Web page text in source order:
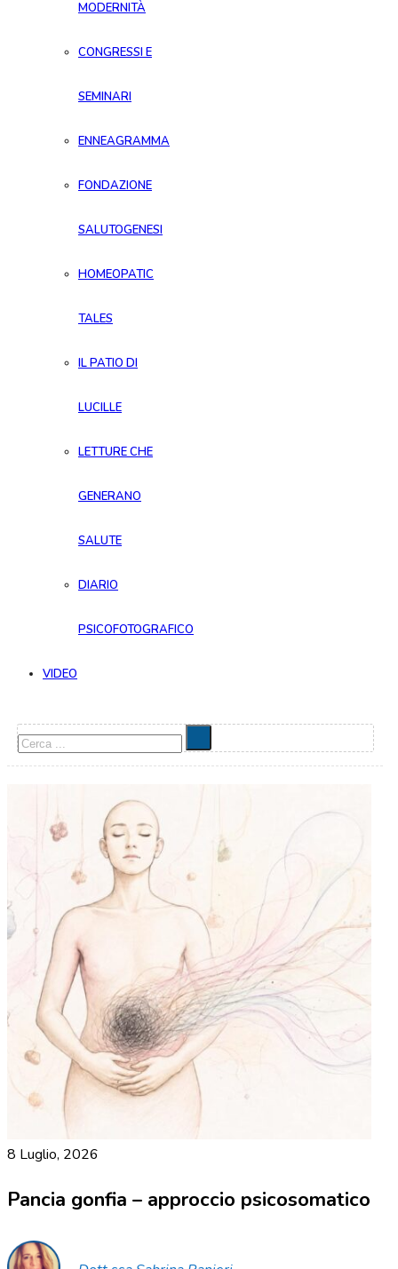
MODERNITÀ
CONGRESSI E
SEMINARI
ENNEAGRAMMA
FONDAZIONE
SALUTOGENESI
HOMEOPATIC
TALES
IL PATIO DI
LUCILLE
LETTURE CHE
GENERANO
SALUTE
DIARIO
PSICOFOTOGRAFICO
VIDEO
Cerca
8 Luglio, 2026
Pancia gonfia – approccio psicosomatico